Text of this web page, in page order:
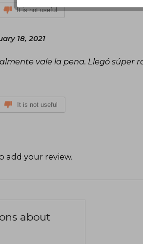
It is not useful
18, 2021
vale la pena. Llegó súper
It is not useful
add your review.
about